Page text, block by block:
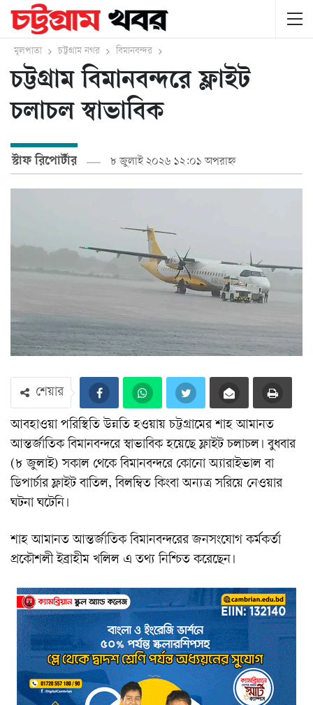
মূলপাতা চট্টগ্রাম নগর বিমানবন্দর
চট্টগ্রাম বিমানবন্দরে ফ্লাইট
চলাচল স্বাভাবিক
স্টাফ রিপোর্টার ৮ জুলাই ২০২৬ ১২:০১ অপরাহ্ন
শেয়ার
আবহাওয়া পরিস্থিতি উন্নতি হওয়ায় চট্টগ্রামের শাহ আমানত
আন্তর্জাতিক বিমানবন্দরে স্বাভাবিক হয়েছে ফ্লাইট চলাচল। বুধবার
(৮ জুলাই) সকাল থেকে বিমানবন্দরে কোনো অ্যারাইভাল বা
ডিপার্চার ফ্লাইট বাতিল, বিলম্বিত কিংবা অন্যত্র সরিয়ে নেওয়ার
ঘটনা ঘটেনি।
শাহ আমানত আন্তর্জাতিক বিমানবন্দরের জনসংযোগ কর্মকর্তা
প্রকৌশলী ইব্রাহীম খলিল এ তথ্য নিশ্চিত করেছেন।